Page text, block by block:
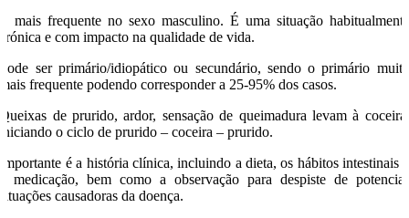
É mais frequente no sexo masculino. É uma situação habitualmente
crónica e com impacto na qualidade de vida.
Pode ser primário/idiopático ou secundário, sendo o primário muito
mais frequente podendo corresponder a 25-95% dos casos.
Queixas de prurido, ardor, sensação de queimadura levam à coceira,
iniciando o ciclo de prurido – coceira – prurido.
Importante é a história clínica, incluindo a dieta, os hábitos intestinais e
a medicação, bem como a observação para despiste de potencias
situações causadoras da doença.